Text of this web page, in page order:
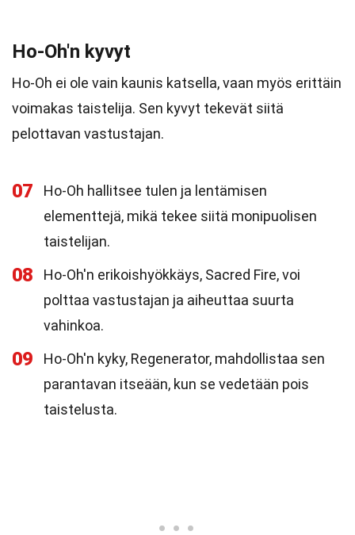
Ho-Oh'n kyvyt
Ho-Oh ei ole vain kaunis katsella, vaan myös erittäin
voimakas taistelija. Sen kyvyt tekevät siitä
pelottavan vastustajan.
07
Ho-Oh hallitsee tulen ja lentämisen
elementtejä, mikä tekee siitä monipuolisen
taistelijan.
08
Ho-Oh'n erikoishyökkäys, Sacred Fire, voi
polttaa vastustajan ja aiheuttaa suurta
vahinkoa.
09
Ho-Oh'n kyky, Regenerator, mahdollistaa sen
parantavan itseään, kun se vedetään pois
taistelusta.